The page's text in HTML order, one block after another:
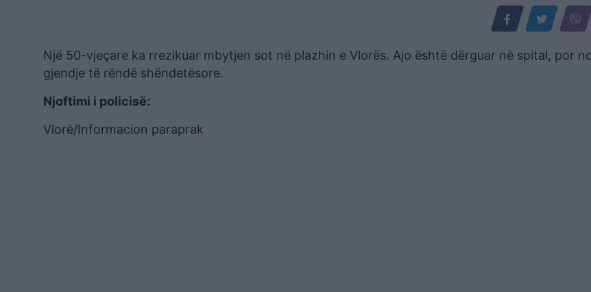
Një 50-vjeçare ka rrezikuar mbytjen sot në plazhin e Vlorës. Ajo është dërguar në spital, por
gjendje të rëndë shëndetësore.
Njoftimi i policisë:
Vlorë/Informacion paraprak